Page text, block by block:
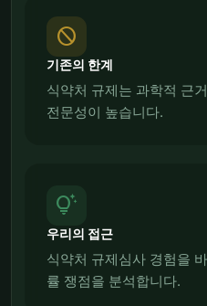
block
기존의 한계
식약처 규제는 과학적 근
전문성이 높습니다.
tips_and_updates
우리의 접근
식약처 규제심사 경험을
률 쟁점을 분석합니다.